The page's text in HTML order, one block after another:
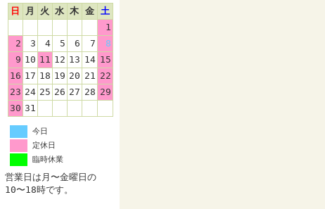
日
月 火 水 木 金
土
1
2
3 4 5 6 7
8
9 10 11 12 13 14 15
16 17 18 19 20 21 22
23 24 25 26 27 28 29
30 31
今日
定休日
臨時休業
営業日は月〜金曜日の
10〜18時です。